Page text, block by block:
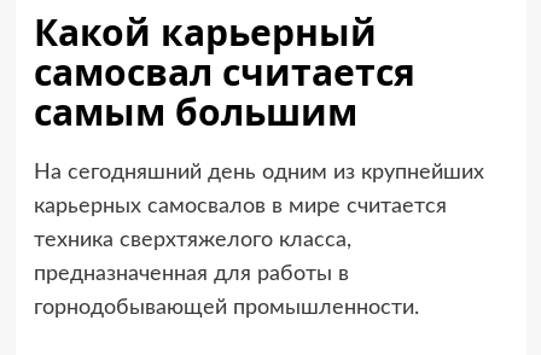
Какой карьерный
самосвал считается
самым большим
На сегодняшний день одним из крупнейших
карьерных самосвалов в мире считается
техника сверхтяжелого класса,
предназначенная для работы в
горнодобывающей промышленности.